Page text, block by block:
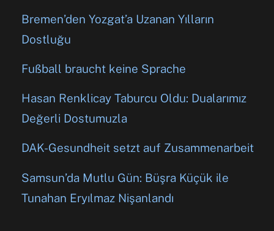
Bremen’den Yozgat’a Uzanan Yılların
Dostluğu
Fußball braucht keine Sprache
Hasan Renklicay Taburcu Oldu: Dualarımız
Değerli Dostumuzla
DAK-Gesundheit setzt auf Zusammenarbeit
Samsun’da Mutlu Gün: Büşra Küçük ile
Tunahan Eryılmaz Nişanlandı